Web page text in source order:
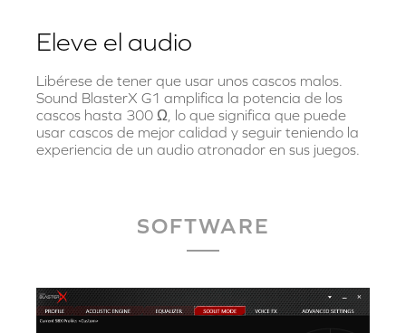
Eleve el audio
Libérese de tener que usar unos cascos malos.
Sound BlasterX G1 amplifica la potencia de los
cascos hasta 300 Ω, lo que significa que puede
usar cascos de mejor calidad y seguir teniendo la
experiencia de un audio atronador en sus juegos.
SOFTWARE